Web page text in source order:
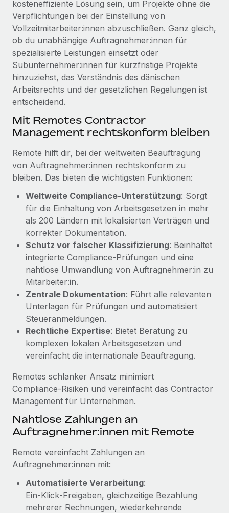
Hilfe von Expert:innen für globale HR & Compliance
Background-Checks
Einfacheres Bewerber:innen-Screening
Compliance Watchtower
Lückenlose Compliance
Geräteverwaltung
Globale Bereitstellung und Verfolgung von IT-
Geräten
Gründung von Niederlassungen
Schnelle, rechtssichere Gründung von
Niederlassungen
Mobilität und Relocation
Mühelose Relocation von Mitarbeiter:innen
Benefits
Mühelose Verwaltung von Benefits
FALLSTUDIEN
So hat der KI-Vorreiter Weaviate sein Team mit
Remote um 120 % vergrößert
Weaviate auf einen Blick Weaviate entwickelt KI-basierte
Open-Source-Infrastrukturen. Das...
Mehr erfahren
Strategische Partnerschaft zwischen
Reverse Tech und Remote für Contractor
Management und Payroll
Wellness-Startup Reverse Tech hat das globale...
Mehr erfahren
Insights Center
Hol dir Unterstützung
Alle Ressourcen anzeigen
BLOG
EOR und PEO
Contractor Management
Den Blog erkunden
Neues zu Remote-Produkten: Integration mit
Gusto und Zero und Contractor Management
Plus
Auch im neuen Jahr wollen wir bei Remote Unternehmen
aller Größen dabei unterstützen, die beste...
Mehr erfahren
Wie Phiture 55 Mitarbeiter:innen in 19 Ländern
mit Remote verwaltet
Wachstumsberatung für mobile Apps. Das...
Mehr erfahren
kosteneffiziente Lösung sein, um Projekte ohne die
Verpflichtungen bei der Einstellung von
Vollzeitmitarbeiter:innen abzuschließen. Ganz gleich,
ob du unabhängige Auftragnehmer:innen für
spezialisierte Leistungen einsetzt oder
Subunternehmer:innen für kurzfristige Projekte
hinzuziehst, das Verständnis des dänischen
Arbeitsrechts und der gesetzlichen Regelungen ist
entscheidend.
Mit Remotes Contractor
Management rechtskonform bleiben
Remote hilft dir, bei der weltweiten Beauftragung
von Auftragnehmer:innen rechtskonform zu
bleiben. Das bieten die wichtigsten Funktionen:
Weltweite Compliance-Unterstützung: Sorgt
für die Einhaltung von Arbeitsgesetzen in mehr
als 200 Ländern mit lokalisierten Verträgen und
korrekter Dokumentation.
Schutz vor falscher Klassifizierung: Beinhaltet
integrierte Compliance‑Prüfungen und eine
nahtlose Umwandlung von Auftragnehmer:in zu
Mitarbeiter:in.
Zentrale Dokumentation: Führt alle relevanten
Unterlagen für Prüfungen und automatisiert
Steueranmeldungen.
Rechtliche Expertise: Bietet Beratung zu
komplexen lokalen Arbeitsgesetzen und
vereinfacht die internationale Beauftragung.
Remotes schlanker Ansatz minimiert
Compliance‑Risiken und vereinfacht das Contractor
Management für Unternehmen.
Nahtlose Zahlungen an
Auftragnehmer:innen mit Remote
Remote vereinfacht Zahlungen an
Auftragnehmer:innen mit:
Automatisierte Verarbeitung:
Ein‑Klick‑Freigaben, gleichzeitige Bezahlung
mehrerer Rechnungen, wiederkehrende